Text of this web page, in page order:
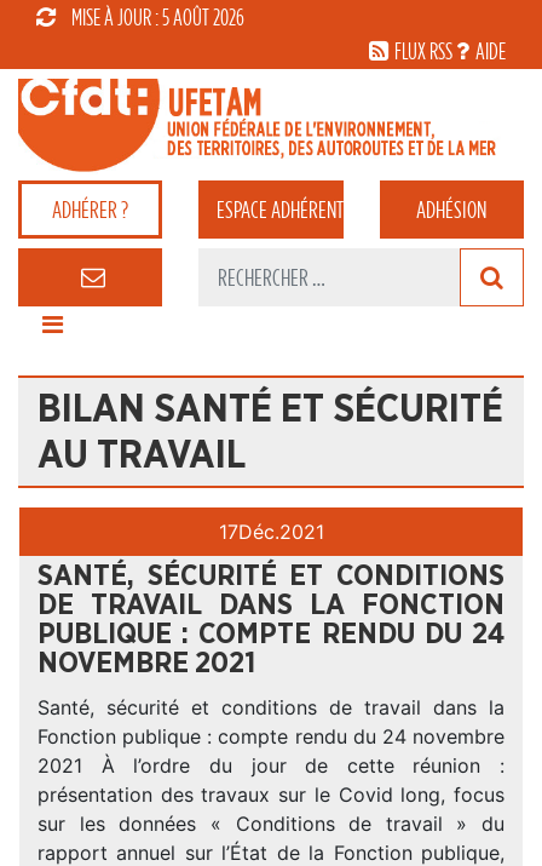
MISE À JOUR : 5 AOÛT 2026
FLUX RSS
AIDE
ADHÉRER ? ESPACEADHÉRENT ADHÉSION
BILAN SANTÉ ET SÉCURITÉ
AU TRAVAIL
17Déc.2021
SANTÉ, SÉCURITÉ ET CONDITIONS
DE TRAVAIL DANS LA FONCTION
PUBLIQUE : COMPTE RENDU DU 24
NOVEMBRE 2021
Santé, sécurité et conditions de travail dans la
Fonction publique : compte rendu du 24 novembre
2021 À l’ordre du jour de cette réunion :
présentation des travaux sur le Covid long, focus
sur les données « Conditions de travail » du
rapport annuel sur l’État de la Fonction publique,